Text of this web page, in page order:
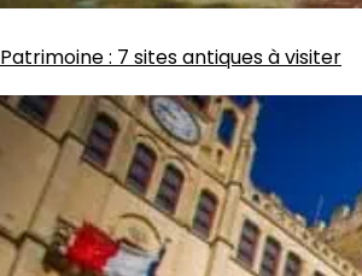
Patrimoine: 7 sites antiques à visiter